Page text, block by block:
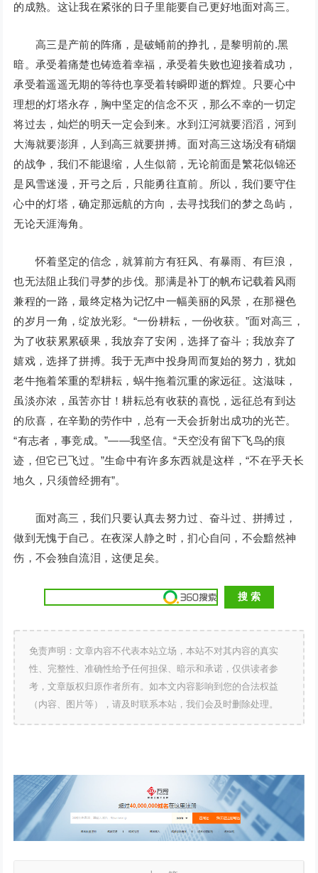
的成熟。这让我在紧张的日子里能要自己更好地面对高三。
高三是产前的阵痛，是破蛹前的挣扎，是黎明前的.黑
暗。承受着痛楚也铸造着幸福，承受着失败也迎接着成功，
承受着遥遥无期的等待也享受着转瞬即逝的辉煌。只要心中
理想的灯塔永存，胸中坚定的信念不灭，那么不幸的一切定
将过去，灿烂的明天一定会到来。水到江河就要滔滔，河到
大海就要澎湃，人到高三就要拼搏。面对高三这场没有硝烟
的战争，我们不能退缩，人生似箭，无论前面是繁花似锦还
是风雪迷漫，开弓之后，只能勇往直前。所以，我们要守住
心中的灯塔，确定那远航的方向，去寻找我们的梦之岛屿，
无论天涯海角。
怀着坚定的信念，就算前方有狂风、有暴雨、有巨浪，
也无法阻止我们寻梦的步伐。那满是补丁的帆布记载着风雨
兼程的一路，最终定格为记忆中一幅美丽的风景，在那褪色
的岁月一角，绽放光彩。“一份耕耘，一份收获。”面对高三，
为了收获累累硕果，我放弃了安闲，选择了奋斗；我放弃了
嬉戏，选择了拼搏。我于无声中投身周而复始的努力，犹如
老牛拖着笨重的犁耕耘，蜗牛拖着沉重的家远征。这滋味，
虽淡亦浓，虽苦亦甘！耕耘总有收获的喜悦，远征总有到达
的欣喜，在辛勤的劳作中，总有一天会折射出成功的光芒。
“有志者，事竞成。”——我坚信。“天空没有留下飞鸟的痕
迹，但它已飞过。”生命中有许多东西就是这样，“不在乎天长
地久，只须曾经拥有”。
面对高三，我们只要认真去努力过、奋斗过、拼搏过，
做到无愧于自己。在夜深人静之时，扪心自问，不会黯然神
伤，不会独自流泪，这便足矣。
免责声明：文章内容不代表本站立场，本站不对其内容的真实
性、完整性、准确性给予任何担保、暗示和承诺，仅供读者参
考，文章版权归原作者所有。如本文内容影响到您的合法权益
（内容、图片等），请及时联系本站，我们会及时删除处理。